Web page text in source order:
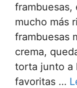
frambuesas,
mucho más
frambuesas
crema,
torta junto a
favoritas …